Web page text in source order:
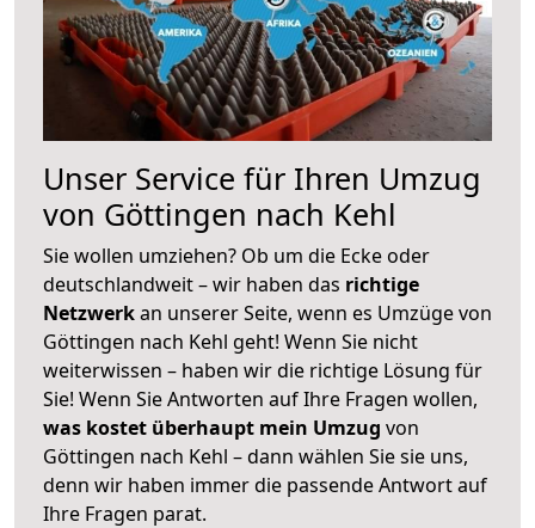
Unser Service für Ihren Umzug
von Göttingen nach Kehl
Sie wollen umziehen? Ob um die Ecke oder
deutschlandweit – wir haben das richtige
Netzwerkan unserer Seite, wenn es Umzüge von
Göttingen nach Kehl geht! Wenn Sie nicht
weiterwissen – haben wir die richtige Lösung für
Sie! Wenn Sie Antworten auf Ihre Fragen wollen,
was kostet überhaupt mein Umzug von
Göttingen nach Kehl – dann wählen Sie sie uns,
denn wir haben immer die passende Antwort auf
Ihre Fragen parat.